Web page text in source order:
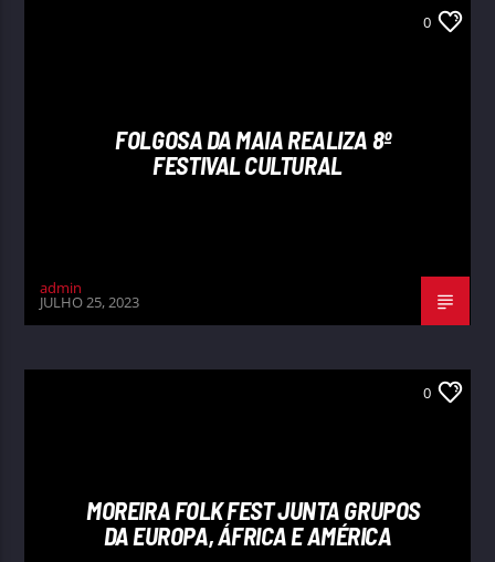
0
FOLGOSA DA MAIA REALIZA 8º
FESTIVAL CULTURAL
admin
JULHO 25, 2023
0
MOREIRA FOLK FEST JUNTA GRUPOS
DA EUROPA, ÁFRICA E AMÉRICA